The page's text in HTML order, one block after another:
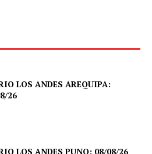
LOS ANDES AREQUIPA:
26
LOS ANDES PUNO: 08/08/26